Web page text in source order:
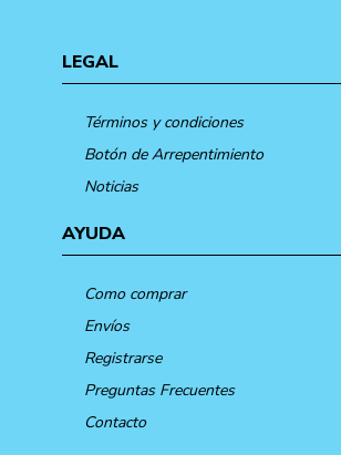
LEGAL
Términos y condiciones
Botón de Arrepentimiento
Noticias
AYUDA
Como comprar
Envíos
Registrarse
Preguntas Frecuentes
Contacto